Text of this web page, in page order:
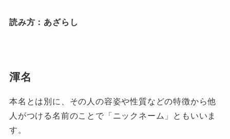
読み方：あざらし
渾名
本名とは別に、その人の容姿や性質などの特徴から他
人がつける名前のことで「ニックネーム」ともいいま
す。